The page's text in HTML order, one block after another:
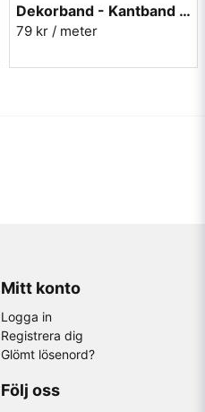
Dekorband - Kantband i textil Nr 93
79 kr / meter
Mitt konto
Logga in
Registrera dig
Glömt lösenord?
Följ oss